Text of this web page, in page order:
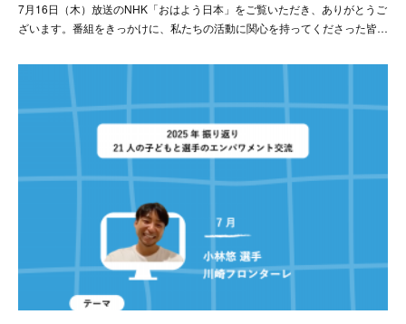
7月16日（木）放送のNHK「おはよう日本」をご覧いただき、ありがとうご
ざいます。番組をきっかけに、私たちの活動に関心を持ってくださった皆…